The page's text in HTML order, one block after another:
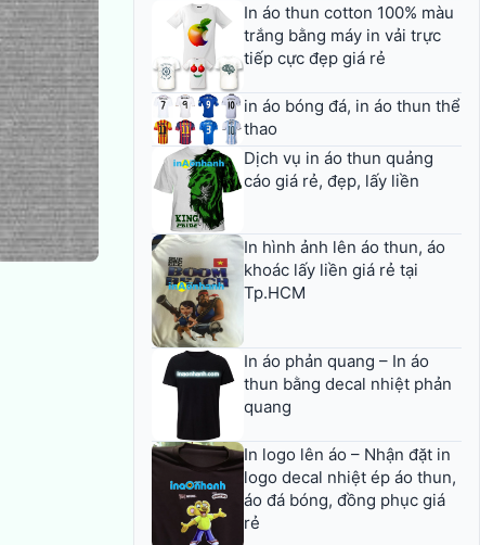
In áo thun cotton 100% màu
trắng bằng máy in vải trực
tiếp cực đẹp giá rẻ
in áo bóng đá, in áo thun thể
thao
Dịch vụ in áo thun quảng
cáo giá rẻ, đẹp, lấy liền
In hình ảnh lên áo thun, áo
khoác lấy liền giá rẻ tại
Tp.HCM
In áo phản quang – In áo
thun bằng decal nhiệt phản
quang
In logo lên áo – Nhận đặt in
logo decal nhiệt ép áo thun,
áo đá bóng, đồng phục giá
rẻ